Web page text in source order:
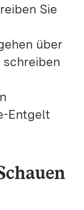
Sie
über
schreiben
Entgelt